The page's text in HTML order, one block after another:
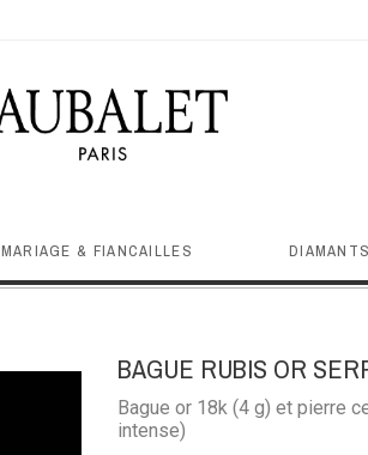
MARIAGE & FIANCAILLES
BAGUE RUBIS OR
Bague or 18k (4 g) et pierre
intense)